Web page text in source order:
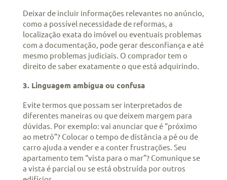
Deixar de incluir informações relevantes no anúncio,
como a possível necessidade de reformas, a
localização exata do imóvel ou eventuais problemas
com a documentação, pode gerar desconfiança e até
mesmo problemas judiciais. O comprador tem o
direito de saber exatamente o que está adquirindo.
3. Linguagem ambígua ou confusa
Evite termos que possam ser interpretados de
diferentes maneiras ou que deixem margem para
dúvidas. Por exemplo: vai anunciar que é “próximo
ao metrô”? Colocar o tempo de distância a pé ou de
carro ajuda a vender e a conter frustrações. Seu
apartamento tem “vista para o mar”? Comunique se
a vista é parcial ou se está obstruída por outros